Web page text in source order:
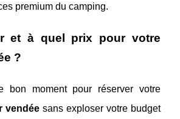
premium du camping.
et à quel prix pour votre
?
bon moment pour réserver votre
vendée sans exploser votre budget